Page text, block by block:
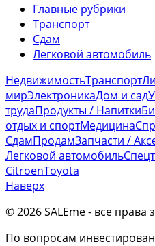
Главные рубрики
Транспорт
Сдам
Легковой автомобиль
НедвижимостьТранспорт
мирЭлектроникаДом и сад
трудаПродукты / Напитки
отдых и спортМедицина
СдамПродамЗапчасти /
Легковой автомобиль
CitroenToyota
Наверх
© 2026 SALEme - все
По вопросам